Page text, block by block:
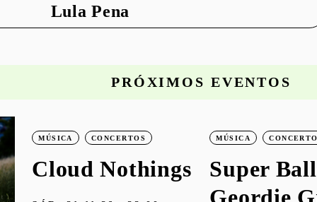
Lula Pena
PRÓXIMOS EVENTOS
MÚSICA CONCERTOS
Cloud Nothings
MÚSICA
Super